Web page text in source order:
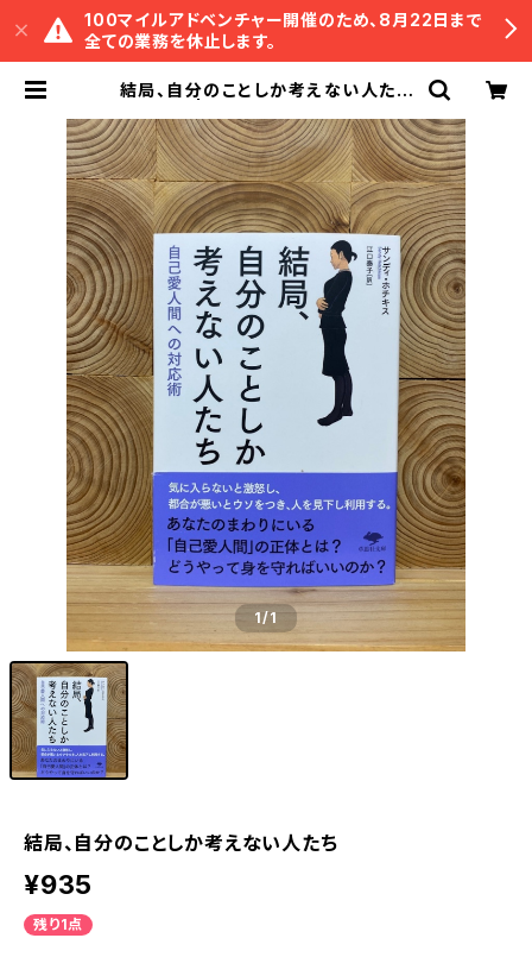
100マイルアドベンチャー開催のため、8月22日まで
全ての業務を休止します。
結局、自分のことしか考えない人たち
1/1
結局、自分のことしか考えない人たち
¥935
残り1点